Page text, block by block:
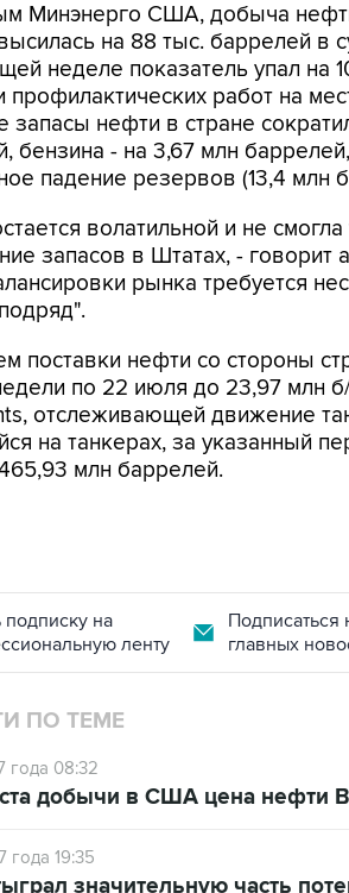
Минэнерго США, добыча
на 88 тыс. баррелей в
неделе показатель упал на
профилактических работ на
запасы нефти в стране
бензина - на 3,67 млн
падение резервов (13,4 млн
волатильной и не
запасов в Штатах, - говорит
рынка требуется
поставки нефти со стороны
по 22 июля до 23,97 млн
отслеживающей движение
на танкерах, за указанный
млн баррелей.
подписку на
ленту
Подписаться
главных
ПО ТЕМЕ
года 08:32
добычи в США цена нефти
года 19:35
значительную часть